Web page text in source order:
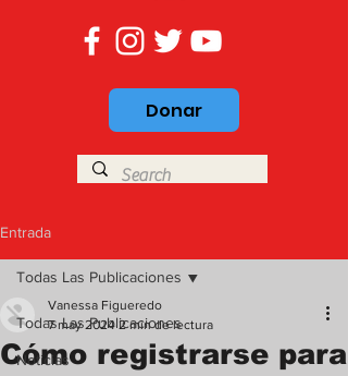
Donar
Entrada
Todas Las Publicaciones
Noticias
Todas Las Publicaciones
Cómo registrarse para
Vanessa Figueredo
7 may 2024 2 min de lectura